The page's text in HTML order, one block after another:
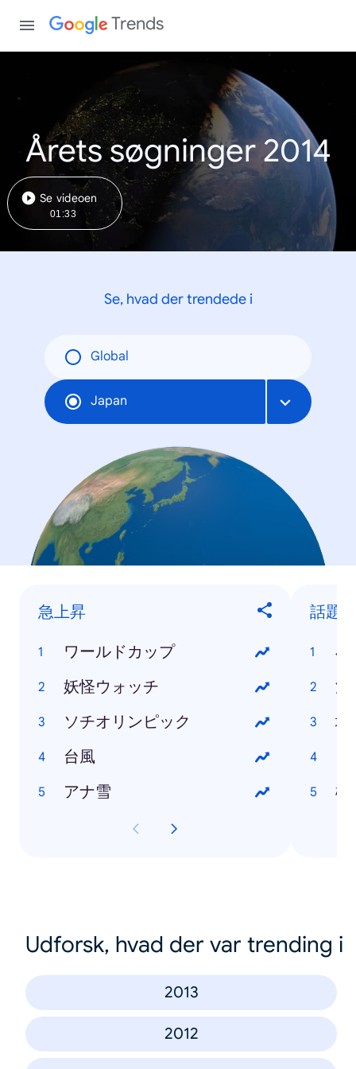
Trends
Årets søgninger 2014
Se videoen
01:33
Se, hvad der trendede i
Global
Japan
急上昇
ワールドカップ
妖怪ウォッチ
ソチオリンピック
台風
アナ雪
話題
小
浅
塩
橋
Udforsk, hvad der var trending i
2013
2012